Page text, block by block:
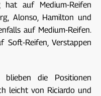
hat auf Medium-Reifen
Alonso, Hamilton und
auf Medium-Reifen.
Soft-Reifen, Verstappen
die Positionen
leicht von Riciardo und